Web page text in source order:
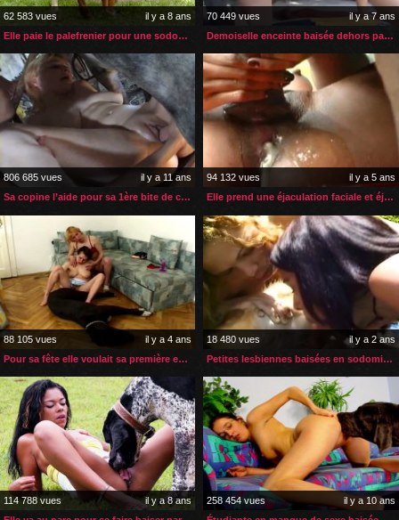
62 583 vues
il y a 8 ans
Elle paie le palefrenier pour une sodomie zoophile
70 449 vues
il y a 7 ans
Demoiselle enceinte baisée dehors par son gros chien
806 685 vues
il y a 11 ans
Sa copine l’aide pour sa 1ère bite de cheval
94 132 vues
il y a 5 ans
Elle prend une éjaculation faciale et éjaculation anale
88 105 vues
il y a 4 ans
Pour sa fête elle voulait sa première expérience zoophile
18 480 vues
il y a 2 ans
Petites lesbiennes baisées en sodomisée par leur chien
114 788 vues
il y a 8 ans
258 454 vues
il y a 10 ans